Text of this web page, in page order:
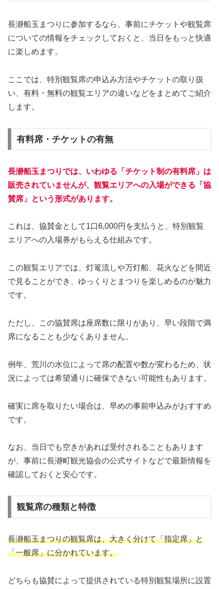
長瀞船玉まつりに参加するなら、事前にチケットや観覧席
についての情報をチェックしておくと、当日をもっと快適
に楽しめます。
ここでは、特別観覧席の申込み方法やチケットの取り扱
い、有料・無料の観覧エリアの違いなどをまとめてご紹介
します。
有料席・チケットの有無
長瀞船玉まつりでは、いわゆる「チケット制の有料席」は
販売されていませんが、観覧エリアへの入場ができる「協
賛席」という形式があります。
これは、協賛金として1口6,000円を支払うと、特別観覧
エリアへの入場券がもらえる仕組みです。
この観覧エリアでは、灯篭流しや万灯船、花火などを間近
で見ることができ、ゆっくりとまつりを楽しめるのが魅力
です。
ただし、この協賛席は座席数に限りがあり、早い段階で満
席になることも少なくありません。
例年、荒川の水位によって席の配置や数が変わるため、状
況によっては希望通りに確保できない可能性もあります。
確実に席を取りたい場合は、早めの事前申込みがおすすめ
です。
なお、当日でも空きがあれば受付されることもあります
が、事前に長瀞町観光協会の公式サイトなどで最新情報を
確認しておくと安心です。
観覧席の種類と特徴
長瀞船玉まつりの観覧席は、大きく分けて「指定席」と
「一般席」に分かれています。
どちらも協賛によって提供されている特別観覧場所に設置